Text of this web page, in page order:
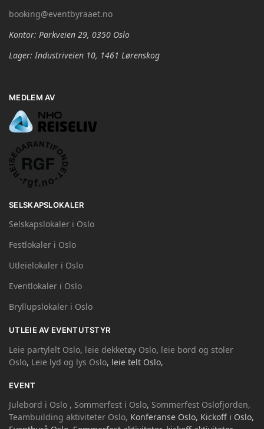
booking@eventbyraaet.no
Kontor: Parkveien 29, 0350 Oslo
Lager: Industriveien 10, 1461 Lørenskog
MEDLEM AV
SELSKAPSLOKALER
Selskapslokaler i Oslo
Festlokaler i Oslo
Utleielokaler i Oslo
Eventlokaler i Oslo
Bryllupslokaler i Oslo
UTLEIE AV EVENTUTSTYR
Leie partylelt Oslo, leie dekketøy Oslo, leie bord og stoler
Oslo, Leie lyd og lys Oslo, leie telt Oslo,
EVENT
Julebord i Oslo , Sommerfest i Oslo, Sommerfest Oslofjorden,
Teambuilding aktiviteter Oslo, Konferanse Oslo, Kickoff i Oslo,